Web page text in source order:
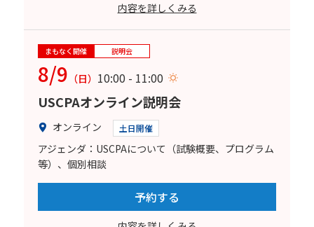
内容を詳しくみる
まもなく開催 説明会
8/9 （日） 10:00 - 11:00
USCPAオンライン説明会
オンライン 土日開催
アジェンダ：USCPAについて（試験概要、プログラム
等）、個別相談
予約する